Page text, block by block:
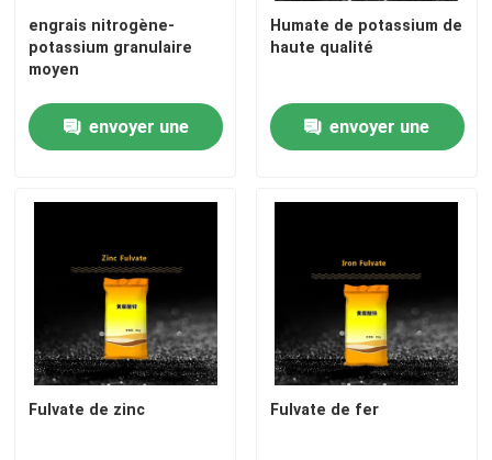
Produits
engrais nitrogène-
potassium granulaire
moyen
envoyer une
Humate de potassium de
haute qualité
envoyer une
Fulvate de zinc Fulvate de fer